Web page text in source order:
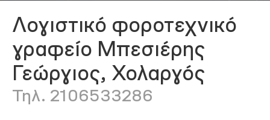
Λογιστικό φοροτεχνικό
γραφείο Μπεσιέρης
Γεώργιος, Χολαργός
Τηλ. 2106533286